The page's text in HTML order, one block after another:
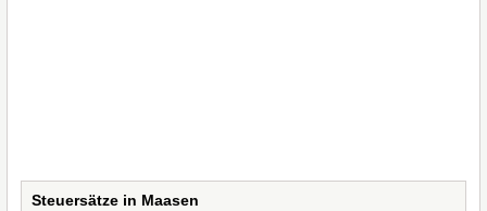
Steuersätze in Maasen